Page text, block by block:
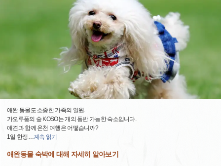
애완 동물도 소중한 가족의 일원.
가오루풍의 숲 KOSO는 개의 동반 가능한 숙소입니다.
애견과 함께 온천 여행은 어떻습니까?
1일 한정…계속 읽기
애완동물 숙박에 대해 자세히 알아보기